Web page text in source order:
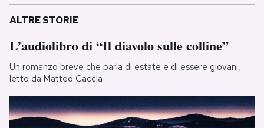
ALTRE STORIE
L’audiolibro di “Il diavolo sulle colline”
Un romanzo breve che parla di estate e di essere giovani,
letto da Matteo Caccia